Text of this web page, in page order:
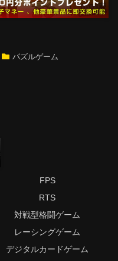
パズルゲーム
FPS
RTS
対戦型格闘ゲーム
レーシングゲーム
デジタルカードゲーム